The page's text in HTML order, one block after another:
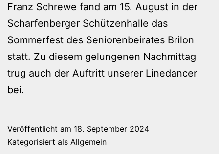
Franz Schrewe fand am 15. August in der
Scharfenberger Schützenhalle das
Sommerfest des Seniorenbeirates Brilon
statt. Zu diesem gelungenen Nachmittag
trug auch der Auftritt unserer Linedancer
bei.
Veröffentlicht am 18. September 2024
Kategorisiert als Allgemein